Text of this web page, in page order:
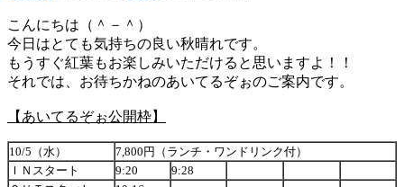
こんにちは（＾－＾）
今日はとても気持ちの良い秋晴れです。
もうすぐ紅葉もお楽しみいただけると思いますよ！！
それでは、お待ちかねのあいてるぞぉのご案内です。
【あいてるぞぉ公開枠】
10/5 （水） 7,800円（ランチ・ワンドリンク付）
ＩＮスタート
9:20
9:28